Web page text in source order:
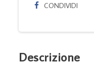
CONDIVIDI
Descrizione